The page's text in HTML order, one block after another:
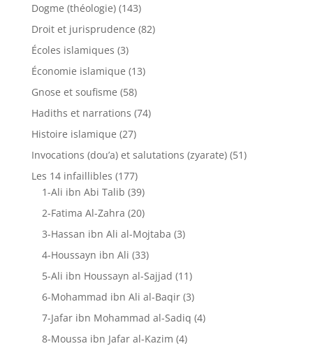
Dogme (théologie) (143)
Droit et jurisprudence (82)
Écoles islamiques (3)
Économie islamique (13)
Gnose et soufisme (58)
Hadiths et narrations (74)
Histoire islamique (27)
Invocations (dou’a) et salutations (zyarate) (51)
Les 14 infaillibles (177)
1-Ali ibn Abi Talib (39)
2-Fatima Al-Zahra (20)
3-Hassan ibn Ali al-Mojtaba (3)
4-Houssayn ibn Ali (33)
5-Ali ibn Houssayn al-Sajjad (11)
6-Mohammad ibn Ali al-Baqir (3)
7-Jafar ibn Mohammad al-Sadiq (4)
8-Moussa ibn Jafar al-Kazim (4)